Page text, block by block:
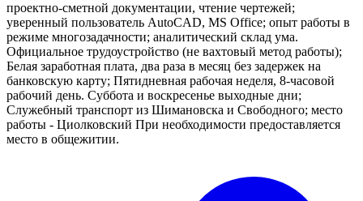
проектно-сметной документации, чтение чертежей;
уверенный пользователь AutoCAD, MS Office; опыт работы в
режиме многозадачности; аналитический склад ума.
Официальное трудоустройство (не вахтовый метод работы);
Белая заработная плата, два раза в месяц без задержек на
банковскую карту; Пятидневная рабочая неделя, 8-часовой
рабочий день. Суббота и воскресенье выходные дни;
Служебный транспорт из Шимановска и Свободного; место
работы - Циолковский При необходимости предоставляется
место в общежитии.